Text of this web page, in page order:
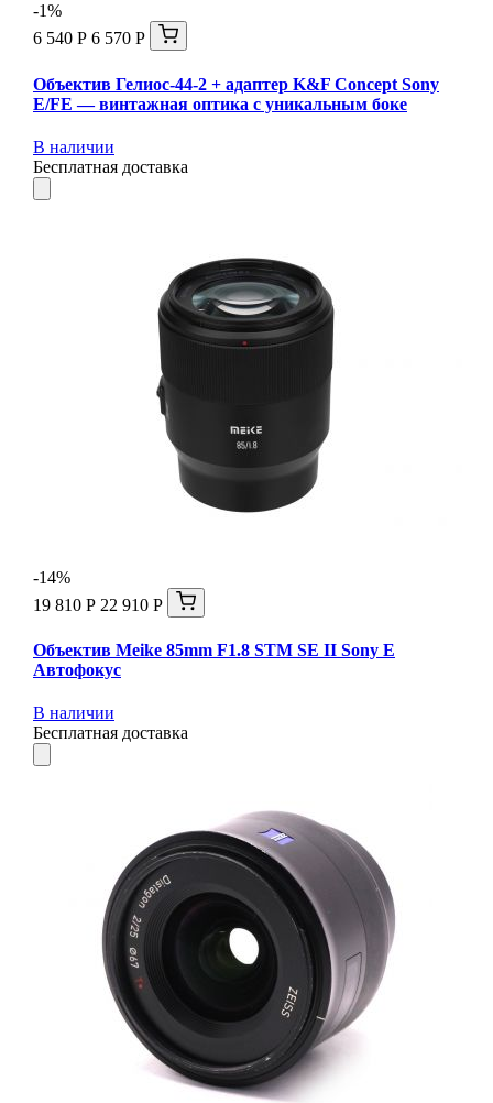
-1%
6 540 Р 6 570 Р
Объектив Гелиос-44-2 + адаптер K&F Concept Sony
E/FE — винтажная оптика с уникальным боке
В наличии
Бесплатная доставка
-14%
19 810 Р 22 910 Р
Объектив Meike 85mm F1.8 STM SE II Sony E
Автофокус
В наличии
Бесплатная доставка